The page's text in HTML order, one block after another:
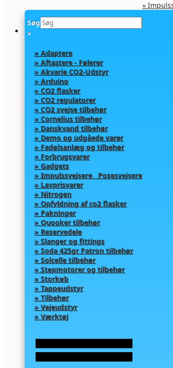
«
Co2
Søg
×
» Adaptere
» Aftastere - Følerer
» Akvarie CO2-Udstyr
» Arduino
» CO2 flasker
» CO2 regulatorer
» CO2 svejse tilbehør
» Cornelius tilbehør
» Danskvand tilbehør
» Demo og udgåede varer
» Fadølsanlæg og tilbehør
» Forbrugsvarer
» Gadgets
» Impulssvejsere Posesvejsere
» Lavprisvarer
» Nitrogen
» Opfyldning af co2 flasker
» Pakninger
» Quooker tilbehør
» Reservedele
» Slanger og fittings
» Soda 425gr Patron tilbehør
» Solcelle tilbehør
» Stepmotorer og tilbehør
» Storkøb
» Tappeudstyr
» Tilbehør
» Vejeudstyr
» Værktøj